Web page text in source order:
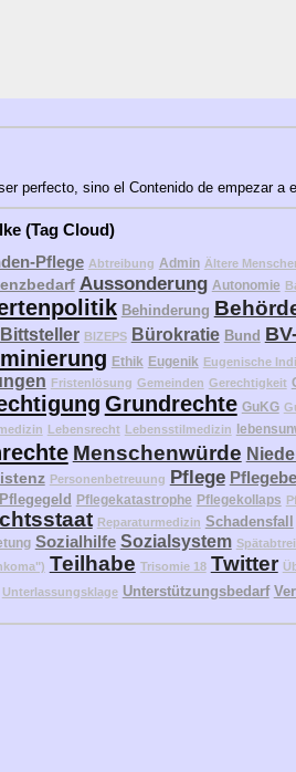
perfecto, sino el Contenido de empezar a
(Tag Cloud)
Pflege Abtreibung Admin Ältere
Aussonderung Autonomie
Behinderung
Bittsteller BIZEPS Bürokratie Bund
Ethik Eugenik Eugenische
Fristenlösung Gemeinden Gerechtigkeit
Grundrechte GuKG
Lebensrecht Lebensstilmedizin
Menschenwürde
Personenbetreuung Pflege
Pflegegeld Pflegekatastrophe Pflegekollaps
Reparaturmedizin Schadensfall
Sozialhilfe Sozialsystem
Teilhabe Trisomie 18 Twitter
Unterlassungsklage Unterstützungsbedarf